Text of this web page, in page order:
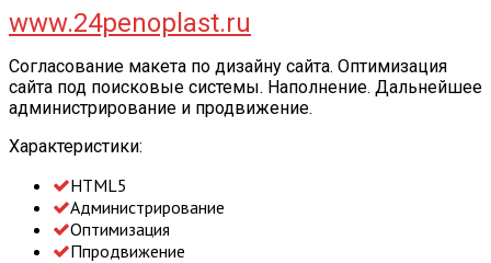
www.24penoplast.ru
Согласование макета по дизайну сайта. Оптимизация
сайта под поисковые системы. Наполнение. Дальнейшее
администрирование и продвижение.
Характеристики:
HTML5
Администрирование
Оптимизация
Ппродвижение